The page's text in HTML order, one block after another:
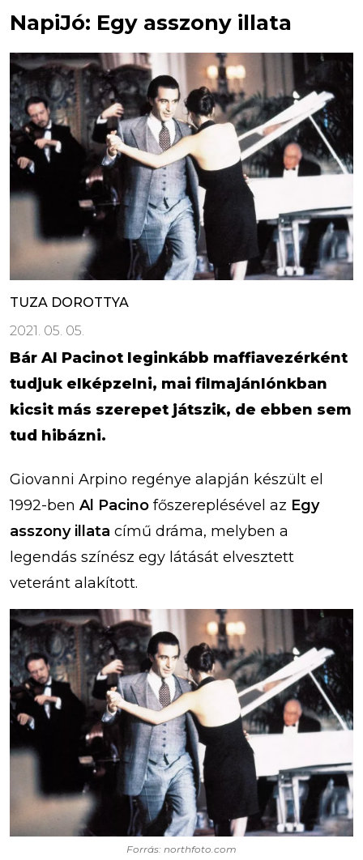
NapiJó: Egy asszony illata
TUZA DOROTTYA
2021. 05. 05.
Bár Al Pacinot leginkább maffiavezérként
tudjuk elképzelni, mai filmajánlónkban
kicsit más szerepet játszik, de ebben sem
tud hibázni.
Giovanni Arpino regénye alapján készült el
1992-ben Al Pacino főszereplésével az Egy
asszony illata című dráma, melyben a
legendás színész egy látását elvesztett
veteránt alakított.
Forrás: northfoto.com